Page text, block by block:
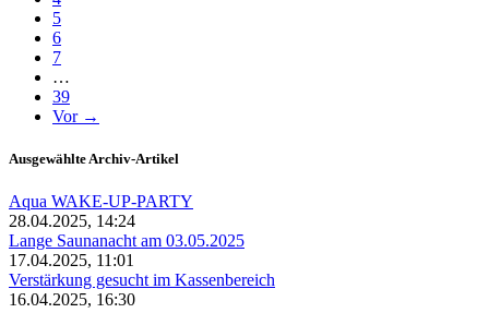
5
6
7
…
39
Vor →
Ausgewählte Archiv-Artikel
Aqua WAKE-UP-PARTY
28.04.2025, 14:24
Lange Saunanacht am 03.05.2025
17.04.2025, 11:01
Verstärkung gesucht im Kassenbereich
16.04.2025, 16:30